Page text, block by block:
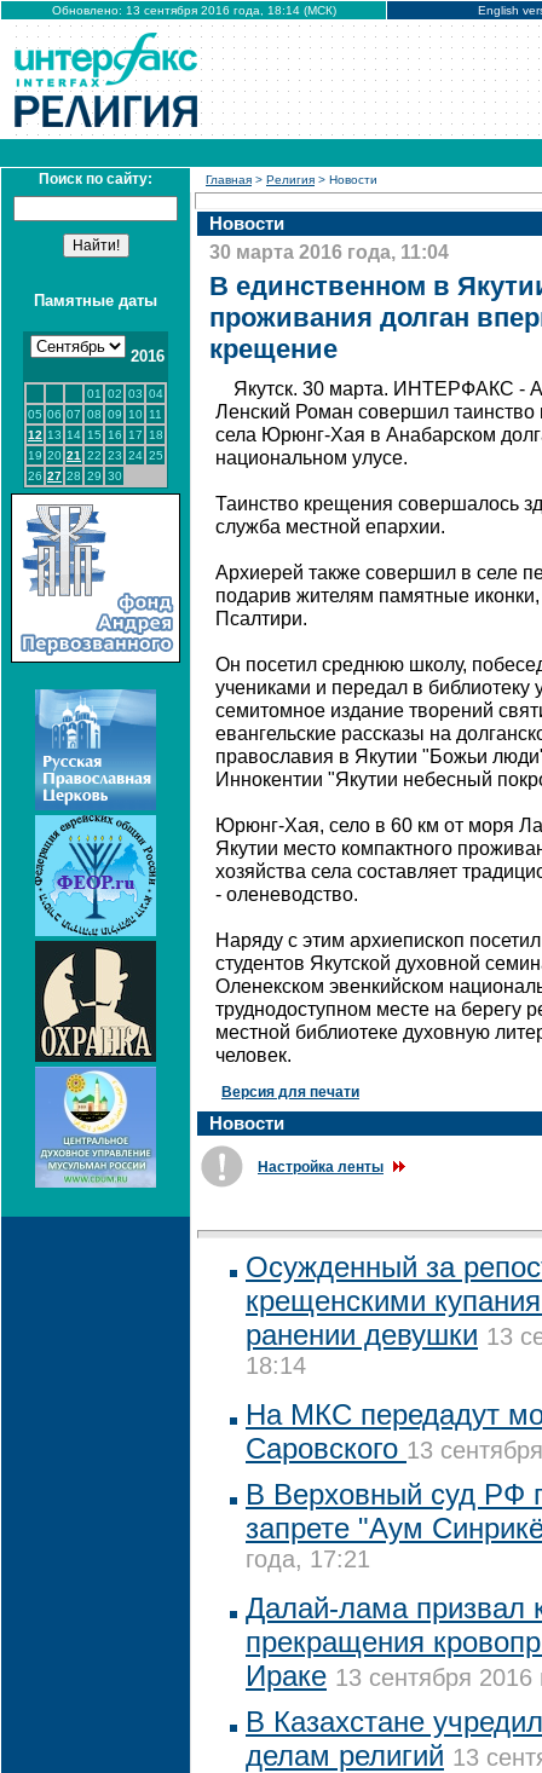
Обновлено: 13 сентября 2016 года, 18:14 (МСК) English
Поиск по сайту:
Памятные даты
2016
01 02 03 04
05 06 07 08 09 10
11
12 13 14 15 16 17
18
19 20 21 22 23 24 25
26 27 28 29 30
Главная > Религия > Новости
Новости
30 марта 2016 года, 11:04
В единственном в
проживания долган
крещение
Якутск. 30 марта. ИНТЕРФАКС -
Ленский Роман совершил
села Юрюнг-Хая в Анабарском
национальном улусе.
Таинство крещения совершалось
служба местной епархии.
Архиерей также совершил в селе
подарив жителям памятные
Псалтири.
Он посетил среднюю школу,
учениками и передал в библиотеку
семитомное издание творений
евангельские рассказы на
православия в Якутии "Божьи
Иннокентии "Якутии небесный
Юрюнг-Хая, село в 60 км от моря
Якутии место компактного
хозяйства села составляет
- оленеводство.
Наряду с этим архиепископ
студентов Якутской духовной
Оленекском эвенкийском
труднодоступном месте на берегу
местной библиотеке духовную
человек.
Версия для печати
Новости
Настройка ленты
Осужденный за
крещенскими
ранении девушки 13
18:14
На МКС передадут
Саровского 13
В Верховный суд РФ
запрете "Аум
года, 17:21
Далай-лама призвал
прекращения
Ираке 13 сентября 2016
В Казахстане
делам религий 13